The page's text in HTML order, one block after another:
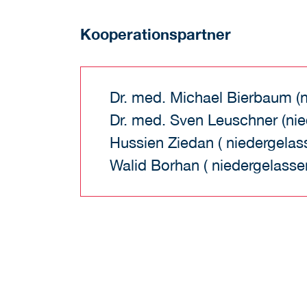
Kooperationspartner
Dr. med. Michael Bierbaum
Dr. med. Sven Leuschner
Hussien Ziedan (
Walid Borhan (